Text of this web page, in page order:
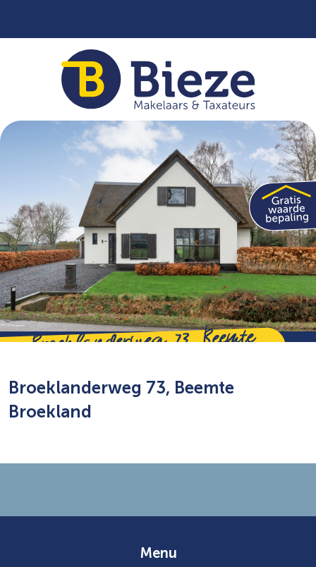
Broeklanderweg 73, Beemte
Broeklanderweg 73, Beemte
Broekland
Menu